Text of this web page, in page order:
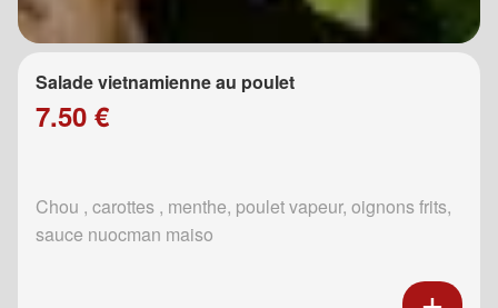
Salade vietnamienne au poulet
7.50 €
Chou , carottes , menthe, poulet vapeur, oignons frits,
sauce nuocman maiso